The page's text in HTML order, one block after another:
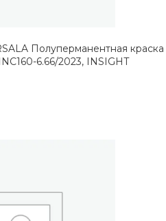
Полуперманентная краска
6.66/2023, INSIGHT